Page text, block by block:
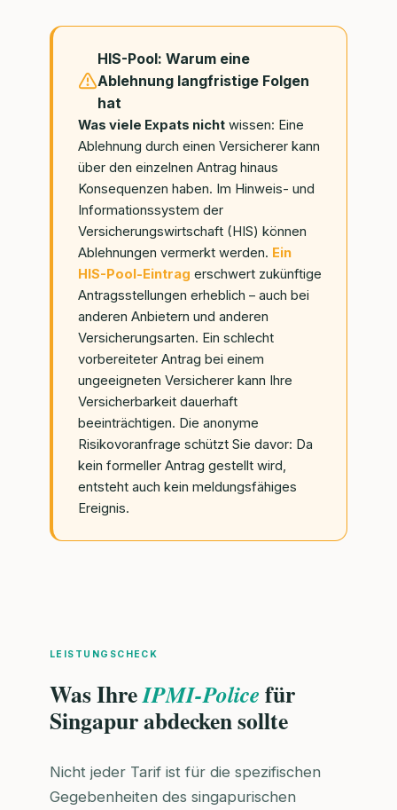
HIS-Pool: Warum eine
Ablehnung langfristige Folgen
hat
Was viele Expats nicht wissen: Eine
Ablehnung durch einen Versicherer kann
über den einzelnen Antrag hinaus
Konsequenzen haben. Im Hinweis- und
Informationssystem der
Versicherungswirtschaft (HIS) können
Ablehnungen vermerkt werden. Ein
HIS-Pool-Eintrag erschwert zukünftige
Antragsstellungen erheblich – auch bei
anderen Anbietern und anderen
Versicherungsarten. Ein schlecht
vorbereiteter Antrag bei einem
ungeeigneten Versicherer kann Ihre
Versicherbarkeit dauerhaft
beeinträchtigen. Die anonyme
Risikovoranfrage schützt Sie davor: Da
kein formeller Antrag gestellt wird,
entsteht auch kein meldungsfähiges
Ereignis.
LEISTUNGSCHECK
Was IhreIPMI-Policefür
Singapur abdecken sollte
Nicht jeder Tarif ist für die spezifischen
Gegebenheiten des singapurischen